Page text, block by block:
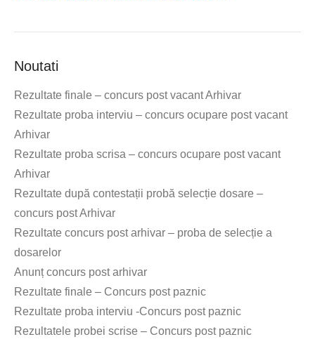
Noutati
Rezultate finale – concurs post vacant Arhivar
Rezultate proba interviu – concurs ocupare post vacant
Arhivar
Rezultate proba scrisa – concurs ocupare post vacant
Arhivar
Rezultate după contestații probă selecție dosare –
concurs post Arhivar
Rezultate concurs post arhivar – proba de selecție a
dosarelor
Anunț concurs post arhivar
Rezultate finale – Concurs post paznic
Rezultate proba interviu -Concurs post paznic
Rezultatele probei scrise – Concurs post paznic